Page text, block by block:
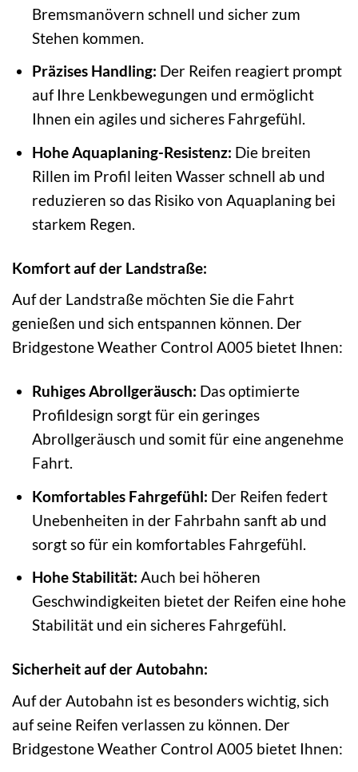
Bremsmanövern schnell und sicher zum
Stehen kommen.
Präzises Handling: Der Reifen reagiert prompt
auf Ihre Lenkbewegungen und ermöglicht
Ihnen ein agiles und sicheres Fahrgefühl.
Hohe Aquaplaning-Resistenz: Die breiten
Rillen im Profil leiten Wasser schnell ab und
reduzieren so das Risiko von Aquaplaning bei
starkem Regen.
Komfort auf der Landstraße:
Auf der Landstraße möchten Sie die Fahrt
genießen und sich entspannen können. Der
Bridgestone Weather Control A005 bietet Ihnen:
Ruhiges Abrollgeräusch: Das optimierte
Profildesign sorgt für ein geringes
Abrollgeräusch und somit für eine angenehme
Fahrt.
Komfortables Fahrgefühl: Der Reifen federt
Unebenheiten in der Fahrbahn sanft ab und
sorgt so für ein komfortables Fahrgefühl.
Hohe Stabilität: Auch bei höheren
Geschwindigkeiten bietet der Reifen eine hohe
Stabilität und ein sicheres Fahrgefühl.
Sicherheit auf der Autobahn:
Auf der Autobahn ist es besonders wichtig, sich
auf seine Reifen verlassen zu können. Der
Bridgestone Weather Control A005 bietet Ihnen: